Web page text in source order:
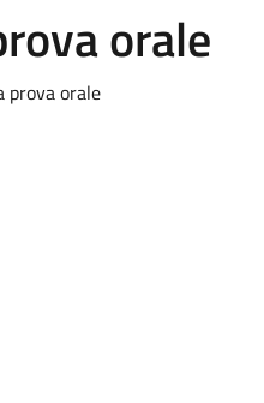
orale
prova orale